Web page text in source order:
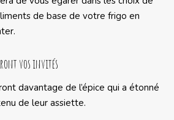
de base de votre frigo en
vos invités
davantage de l’épice qui a étonné
de leur assiette.